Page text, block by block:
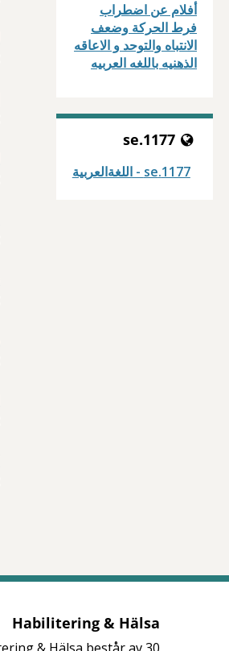
أفلام عن اضطراب
فرط الحركة وضعف
الانتباه والتوحد و الاعاقه
الذهنيه باللغه العربيه
1177.se - اللغةالعربية
Habilitering & Hälsa